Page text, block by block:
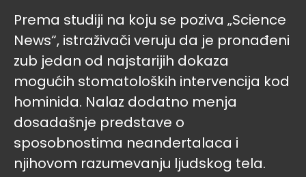
Prema studiji na koju se poziva „Science
News“, istraživači veruju da je pronađeni
zub jedan od najstarijih dokaza
mogućih stomatoloških intervencija kod
hominida. Nalaz dodatno menja
dosadašnje predstave o
sposobnostima neandertalaca i
njihovom razumevanju ljudskog tela.